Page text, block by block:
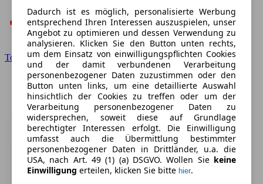
Toyota
Dadurch ist es möglich, personalisierte Werbung
entsprechend Ihren Interessen auszuspielen, unser
Angebot zu optimieren und dessen Verwendung zu
analysieren. Klicken Sie den Button unten rechts,
um dem Einsatz von einwilligungspflichten Cookies
und der damit verbundenen Verarbeitung
personenbezogener Daten zuzustimmen oder den
Button unten links, um eine detaillierte Auswahl
hinsichtlich der Cookies zu treffen oder um der
Verarbeitung personenbezogener Daten zu
widersprechen, soweit diese auf Grundlage
berechtigter Interessen erfolgt. Die Einwilligung
umfasst auch die Übermittlung bestimmter
personenbezogener Daten in Drittländer, u.a. die
USA, nach Art. 49 (1) (a) DSGVO. Wollen Sie keine
Einwilligung erteilen, klicken Sie bitte hier.